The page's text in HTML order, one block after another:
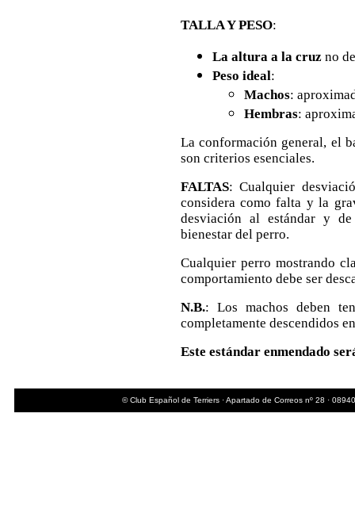
TALLA Y PESO:
La altura a la cruzno
Peso ideal:
Machos:
Hembras:
La conformación general, el
son criterios esenciales.
FALTAS: Cualquier
considera como falta y la
desviación al estándar y
bienestar del perro.
Cualquier perro mostrando
comportamiento debe ser
N.B.: Los machos deben
completamente descendidos
Este estándar enmendado
© Club Español de Terriers · Apartado de Correos nº 28 ·